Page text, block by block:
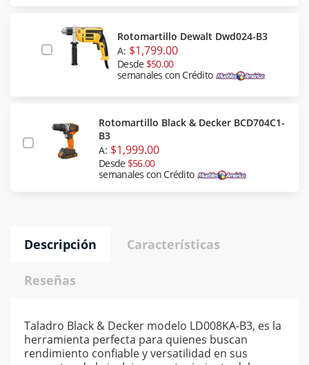
Rotomartillo Dewalt Dwd024-B3
A: $1,799.00
Desde $50.00
semanales con Crédito
Rotomartillo Black & Decker BCD704C1-
B3
A: $1,999.00
Desde $56.00
semanales con Crédito
Descripción Características
Reseñas
Taladro Black & Decker modelo LD008KA-B3, es la
herramienta perfecta para quienes buscan
rendimiento confiable y versatilidad en sus